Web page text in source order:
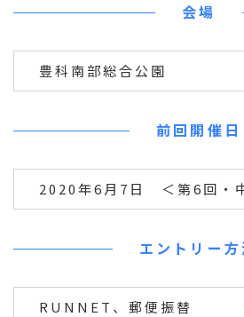
会場
豊科南部総合公園
前回開催日
2020年6月7日 ＜第6回・
エントリー方
RUNNET、郵便振替